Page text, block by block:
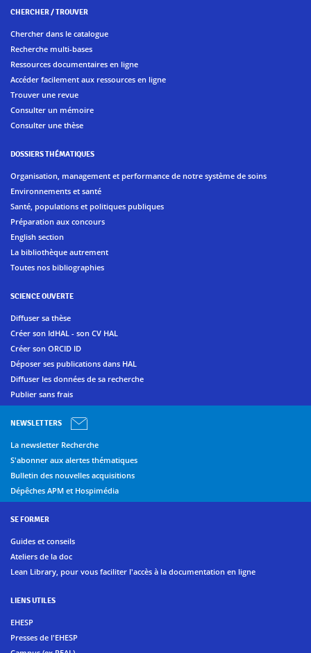
CHERCHER / TROUVER
Chercher dans le catalogue
Recherche multi-bases
Ressources documentaires en ligne
Accéder facilement aux ressources en ligne
Trouver une revue
Consulter un mémoire
Consulter une thèse
DOSSIERS THÉMATIQUES
Organisation, management et performance de notre système de soins
Environnements et santé
Santé, populations et politiques publiques
Préparation aux concours
English section
La bibliothèque autrement
Toutes nos bibliographies
SCIENCE OUVERTE
Diffuser sa thèse
Créer son IdHAL - son CV HAL
Créer son ORCID ID
Déposer ses publications dans HAL
Diffuser les données de sa recherche
Publier sans frais
NEWSLETTERS
La newsletter Recherche
S'abonner aux alertes thématiques
Bulletin des nouvelles acquisitions
Dépêches APM et Hospimédia
SE FORMER
Guides et conseils
Ateliers de la doc
Lean Library, pour vous faciliter l'accès à la documentation en ligne
LIENS UTILES
EHESP
Presses de l'EHESP